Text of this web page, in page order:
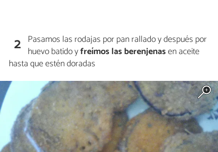
2 Pasamos las rodajas por pan rallado y después por
huevo batido yfreímos las berenjenasen aceite
hasta que estén doradas